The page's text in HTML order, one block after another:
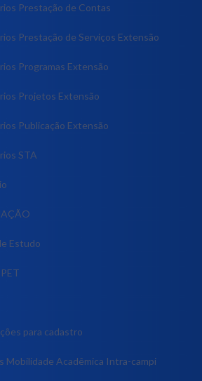
Prestação de Contas
Prestação de Serviços Extensão
Programas Extensão
Projetos Extensão
Publicação Extensão
STA
Estudo
para cadastro
Mobilidade Acadêmica Intra-campi